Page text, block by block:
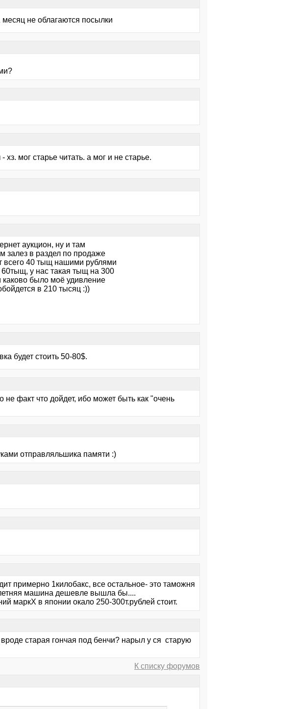
не облагаются посылки
мог старье читать. а мог и не старье.
аукцион, ну и там
залез в раздел по продаже
всего 40 тыщ нашими рублями
у нас такая тыщ на 300
каково было моё удивление
в 210 тысяц :))
будет стоить 50-80$.
факт что дойдет, ибо может быть как "очень
отправляльшика памяти :)
примерно 1килобакс, все остальное- это таможня
машина дешевле вышла бы....
маркХ в японии окало 250-300т.рублей стоит.
старая гончая под бенчи? нарыл у ся старую
К списку форумов